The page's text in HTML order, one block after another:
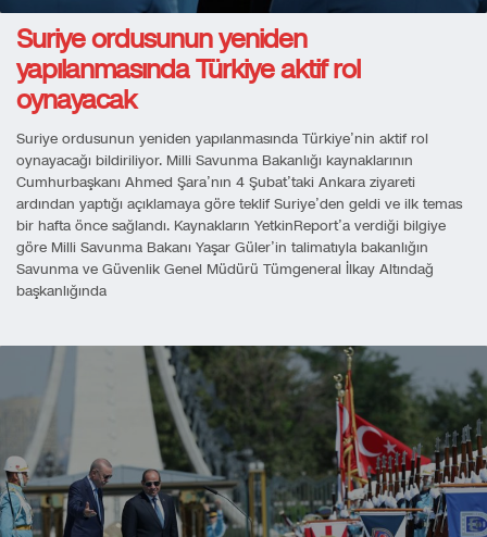
Suriye ordusunun yeniden
yapılanmasında Türkiye aktif rol
oynayacak
Suriye ordusunun yeniden yapılanmasında Türkiye’nin aktif rol
oynayacağı bildiriliyor. Milli Savunma Bakanlığı kaynaklarının
Cumhurbaşkanı Ahmed Şara’nın 4 Şubat’taki Ankara ziyareti
ardından yaptığı açıklamaya göre teklif Suriye’den geldi ve ilk temas
bir hafta önce sağlandı. Kaynakların YetkinReport’a verdiği bilgiye
göre Milli Savunma Bakanı Yaşar Güler’in talimatıyla bakanlığın
Savunma ve Güvenlik Genel Müdürü Tümgeneral İlkay Altındağ
başkanlığında